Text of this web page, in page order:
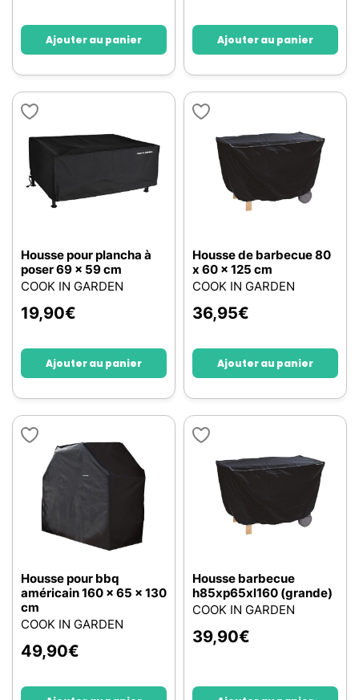
Ajouter au panier Ajouter au panier
Housse pour plancha à
poser 69 x 59 cm
COOK IN GARDEN
19,90€
Ajouter au panier
Housse de barbecue 80
x 60 x 125 cm
COOK IN GARDEN
36,95€
Ajouter au panier
Housse pour bbq
américain 160 x 65 x 130
cm
COOK IN GARDEN
49,90€
Housse barbecue
h85xp65xl160 (grande)
COOK IN GARDEN
39,90€